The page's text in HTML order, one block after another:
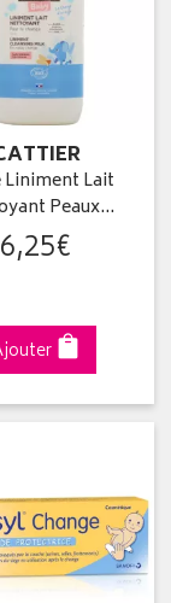
Liniment Lait
Peaux…
6,25€